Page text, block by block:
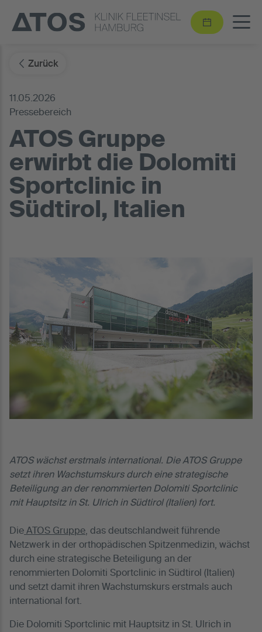
Zurück
11.05.2026
Pressebereich
ATOS Gruppe
erwirbt die Dolomiti
Sportclinic in
Südtirol, Italien
ATOS wächst erstmals international. Die ATOS Gruppe
setzt ihren Wachstumskurs durch eine strategische
Beteiligung an der renommierten Dolomiti Sportclinic
mit Hauptsitz in St. Ulrich in Südtirol (Italien) fort.
Die ATOS Gruppe, das deutschlandweit führende
Netzwerk in der orthopädischen Spitzenmedizin, wächst
durch eine strategische Beteiligung an der
renommierten Dolomiti Sportclinic in Südtirol (Italien)
und setzt damit ihren Wachstumskurs erstmals auch
international fort.
Die Dolomiti Sportclinic mit Hauptsitz in St. Ulrich in